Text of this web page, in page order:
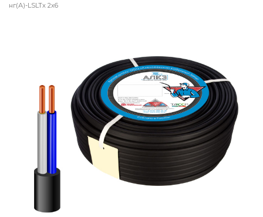
нг(А)-LSLTx 2х6